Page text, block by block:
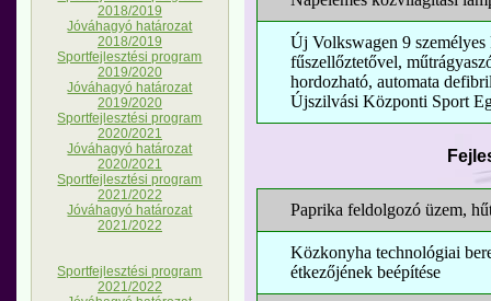
2018/2019
Jóváhagyó határozat
2018/2019
Sportfejlesztési program
2019/2020
Jóváhagyó határozat
2019/2020
Sportfejlesztési program
2020/2021
Jóváhagyó határozat
2020/2021
Sportfejlesztési program
2021/2022
Jóváhagyó határozat
2021/2022
Sportfejlesztési program
2021/2022
Új Volkswagen 9
fűszellőztetővel,
hordozható, automata
Újszilvási Központi Sport
Paprika feldolgozó üzem,
Közkonyha technológiai
étkezőjének beépítése